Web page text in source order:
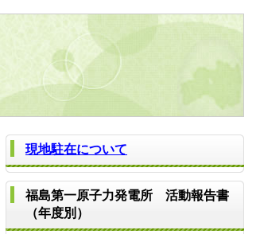
現地駐在について
福島第一原子力発電所 活動報告書
（年度別）